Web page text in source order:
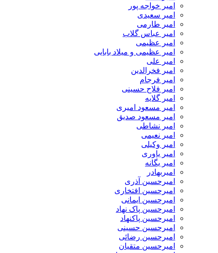
امیر خواجه پور
امیر سعیدی
امیر طارمی
امیر عباس گلاب
امیر عظیمی
امیر عظیمی و میلاد بابایی
امیر علی
امیر فخرالدین
امیر فرجام
امیر فلاح حسینی
امیر گلایه
امیر مسعود امیری
امیر مسعود صدیق
امیر نشاطی
امیر نعیمی
امیر وکیلی
امیر یاوری
امیر یگانه
امیربهادر
امیرحسین آذری
امیرحسین افتخاری
امیرحسین ایمانی
امیرحسین پاک نهاد
امیرحسین پاکنهاد
امیرحسین حسینی
امیرحسین رضائی
امیرحسین متقیان